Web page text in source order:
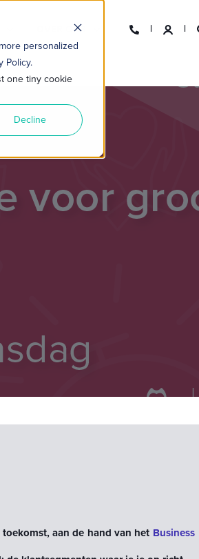
personalized
Policy.
one tiny cookie
Decline
OVER ONS
aan de hand van het Business